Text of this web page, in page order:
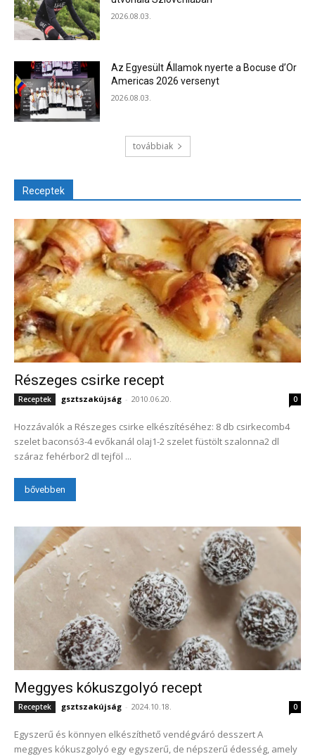
2026.08.03.
Az Egyesült Államok nyerte a Bocuse d’Or
Americas 2026 versenyt
2026.08.03.
továbbiak
Receptek
Részeges csirke recept
Receptek gsztszakújság - 2010.06.20. 0
Hozzávalók a Részeges csirke elkészítéséhez: 8 db csirkecomb4
szelet baconsó3-4 evőkanál olaj1-2 szelet füstölt szalonna2 dl
száraz fehérbor2 dl tejföl ...
bővebben
Meggyes kókuszgolyó recept
Receptek gsztszakújság - 2024.10.18. 0
Egyszerű és könnyen elkészíthető vendégváró desszert A
meggyes kókuszgolyó egy egyszerű, de népszerű édesség, amely